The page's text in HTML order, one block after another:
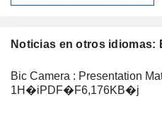
Noticias en otros idiomas:
Bic Camera : Presentation
1H�iPDF�F6,176KB�j